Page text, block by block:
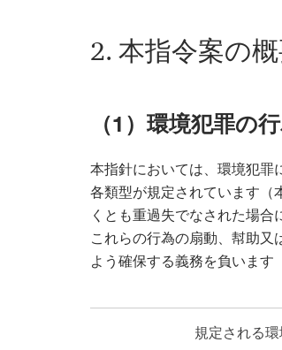
2. 本指令案の
（1）環境犯罪の
本指針においては、環境犯罪
各類型が規定されています（
くとも重過失でなされた場合
これらの行為の扇動、幇助又
よう確保する義務を負います
規定される